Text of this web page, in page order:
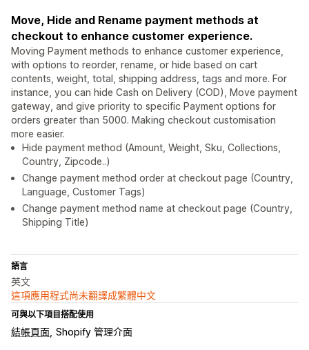
Move, Hide and Rename payment methods at
checkout to enhance customer experience.
Moving Payment methods to enhance customer experience,
with options to reorder, rename, or hide based on cart
contents, weight, total, shipping address, tags and more. For
instance, you can hide Cash on Delivery (COD), Move payment
gateway, and give priority to specific Payment options for
orders greater than 5000. Making checkout customisation
more easier.
Hide payment method (Amount, Weight, Sku, Collections,
Country, Zipcode..)
Change payment method order at checkout page (Country,
Language, Customer Tags)
Change payment method name at checkout page (Country,
Shipping Title)
語言
英文
這項應用程式尚未翻譯成繁體中文
可與以下項目搭配使用
結帳頁面 Shopify 管理介面